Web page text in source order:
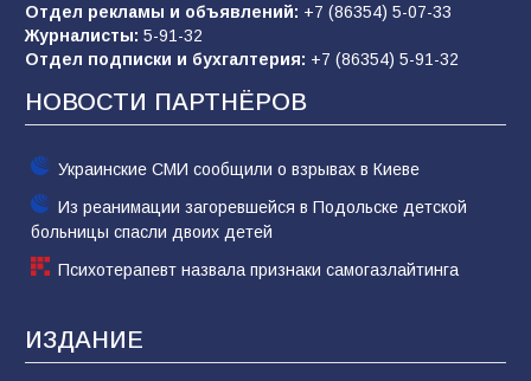
Командовал боем до последнего: герой
62 05.08.2026
Отдел рекламы и объявлений: +7 (86354) 5-07-33
Журналисты: 5-91-32
Отдел подписки и бухгалтерия: +7 (86354) 5-91-32
НОВОСТИ ПАРТНЁРОВ
Украинские СМИ сообщили о взрывах в Киеве
Из реанимации загоревшейся в Подольске детской
больницы спасли двоих детей
Психотерапевт назвала признаки самогазлайтинга
ИЗДАНИЕ